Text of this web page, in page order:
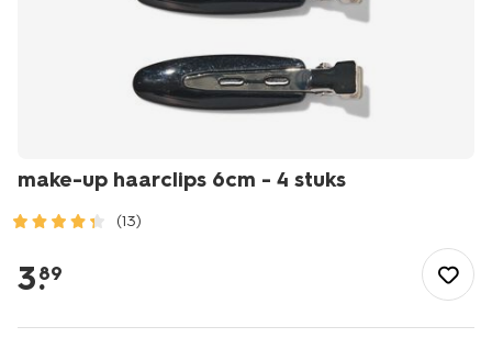
make-up haarclips 6cm - 4 stuks
(13)
gezond/persoonlijke-
verzorging/haarverzorging/haaraccessoires/make-
haarclips-
3.
89